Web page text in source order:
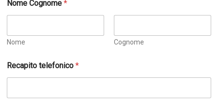
Nome Cognome*
Nome Cognome
Recapito telefonico*